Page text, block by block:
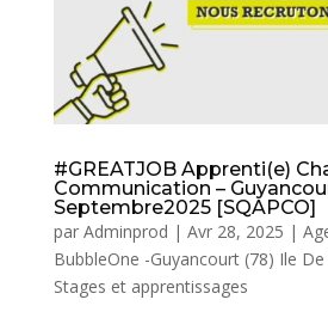
#GREATJOB Apprenti(e)
Communication –
Septembre2025 [SQAPCO]
par Adminprod | Avr 28, 2025 |
BubbleOne -Guyancourt (78) Ile De
Stages et apprentissages